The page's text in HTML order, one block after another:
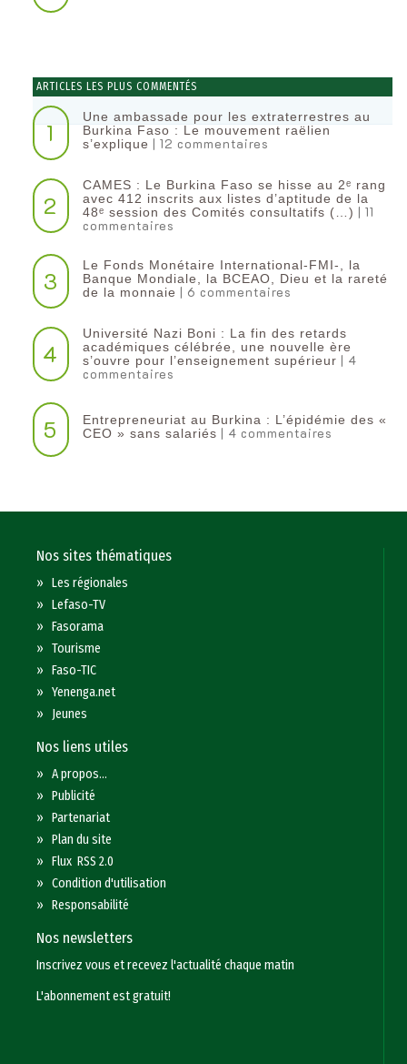
ARTICLES LES PLUS COMMENTÉS
1
Une ambassade pour les extraterrestres au
Burkina Faso : Le mouvement raëlien
s’explique | 12 commentaires
2
CAMES : Le Burkina Faso se hisse au 2ᵉ rang
avec 412 inscrits aux listes d’aptitude de la
48ᵉ session des Comités consultatifs (…) | 11
commentaires
3
Le Fonds Monétaire International-FMI-, la
Banque Mondiale, la BCEAO, Dieu et la rareté
de la monnaie | 6 commentaires
4
Université Nazi Boni : La fin des retards
académiques célébrée, une nouvelle ère
s’ouvre pour l’enseignement supérieur | 4
commentaires
5
Entrepreneuriat au Burkina : L’épidémie des «
CEO » sans salariés | 4 commentaires
Nos sites thématiques
»Les régionales
»Lefaso-TV
»Fasorama
»Tourisme
»Faso-TIC
»Yenenga.net
» Jeunes
Nos liens utiles
»A propos...
»Publicité
»Partenariat
»Plan du site
»Flux RSS 2.0
»Condition d'utilisation
»Responsabilité
Nos newsletters
Inscrivez vous et recevez l'actualité chaque matin
L'abonnement est gratuit!